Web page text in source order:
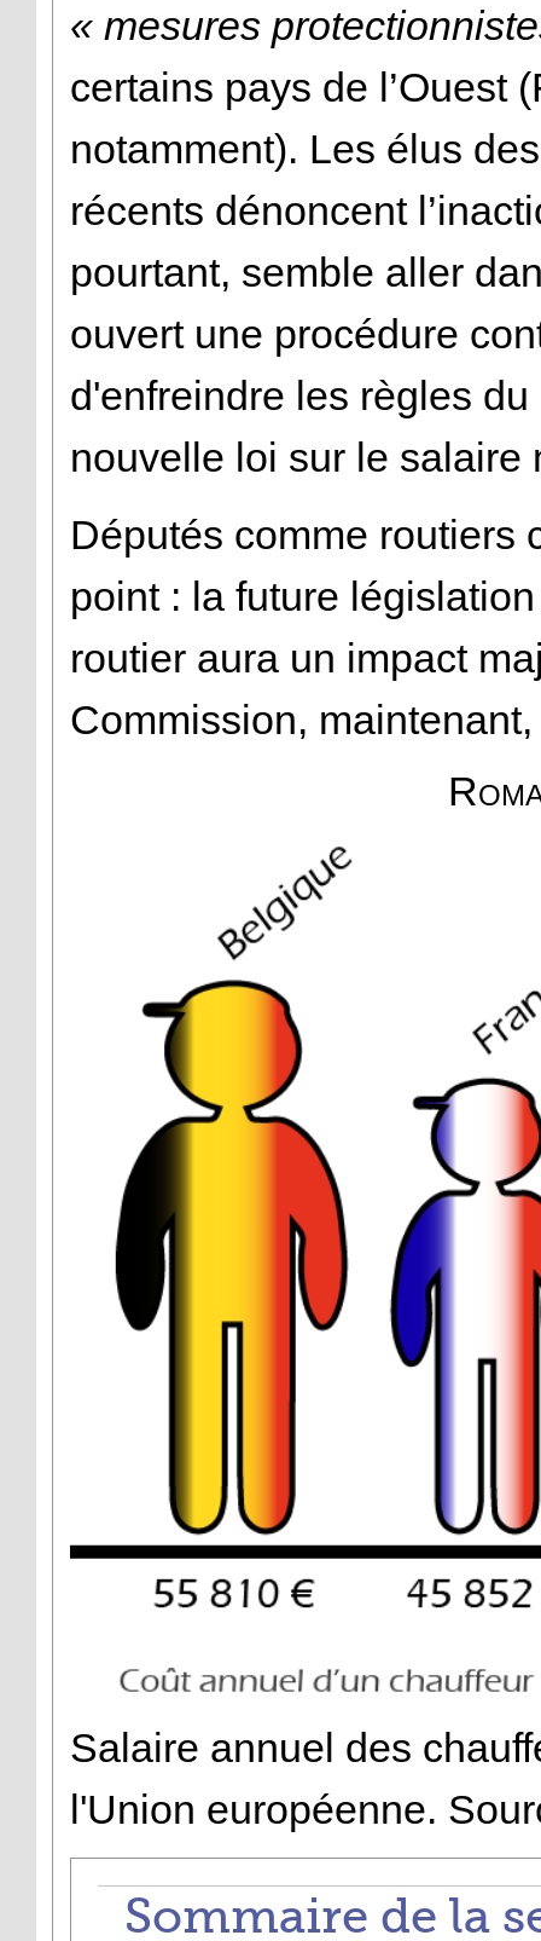
« mesures
certains pays de l’Ouest
notamment). Les élus
récents dénoncent
pourtant, semble aller
ouvert une procédure
d'enfreindre les règles
nouvelle loi sur le
Députés comme routiers
point : la future
routier aura un impact
Commission,
Salaire annuel des
l'Union européenne.
Sommaire de la